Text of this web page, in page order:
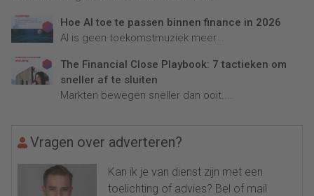
Hoe AI toe te passen binnen finance in 2026
AI is geen toekomstmuziek meer...
The Financial Close Playbook: 7 tactieken om
sneller af te sluiten
Markten bewegen sneller dan ooit....
Vragen over adverteren?
Kan ik je van dienst zijn met een
toelichting of advies? Bel of mail